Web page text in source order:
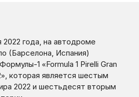
2022 года, на автодроме
(Барселона, Испания)
1 «Formula 1 Pirelli Gran
которая является шестым
2022 и шестьдесят вторым